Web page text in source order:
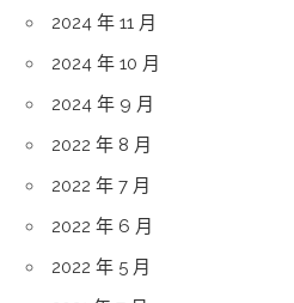
2024 年 11 月
2024 年 10 月
2024 年 9 月
2022 年 8 月
2022 年 7 月
2022 年 6 月
2022 年 5 月